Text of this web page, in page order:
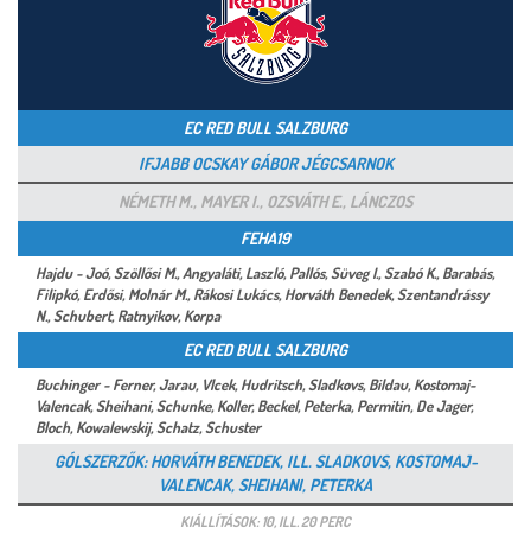
EC RED BULL SALZBURG
IFJABB OCSKAY GÁBOR JÉGCSARNOK
NÉMETH M., MAYER I., OZSVÁTH E., LÁNCZOS
FEHA19
Hajdu - Joó, Szöllősi M., Angyaláti, Laszló, Pallós, Süveg I., Szabó K., Barabás,
Filipkó, Erdősi, Molnár M., Rákosi Lukács, Horváth Benedek, Szentandrássy
N., Schubert, Ratnyikov, Korpa
EC RED BULL SALZBURG
Buchinger - Ferner, Jarau, Vlcek, Hudritsch, Sladkovs, Bildau, Kostomaj-
Valencak, Sheihani, Schunke, Koller, Beckel, Peterka, Permitin, De Jager,
Bloch, Kowalewskij, Schatz, Schuster
GÓLSZERZŐK: HORVÁTH BENEDEK, ILL. SLADKOVS, KOSTOMAJ-
VALENCAK, SHEIHANI, PETERKA
KIÁLLÍTÁSOK: 10, ILL. 20 PERC